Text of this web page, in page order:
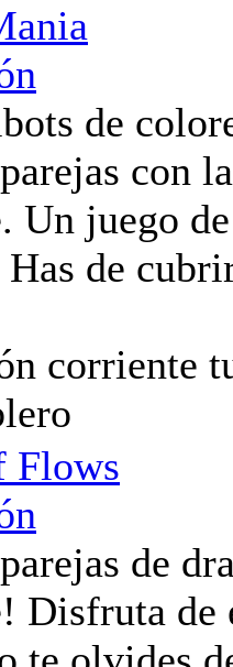
de
con
Un juego
de
corriente
Flows
de
Disfruta de